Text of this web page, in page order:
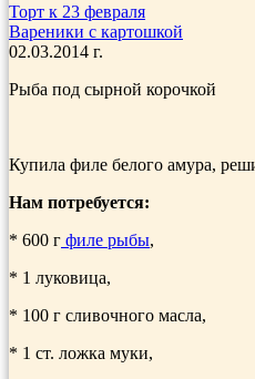
Торт к 23 февраля
Вареники с картошкой
02.03.2014 г.
Рыба под сырной корочкой
Купила филе белого амура,
Нам потребуется:
* 600 г филе рыбы,
* 1 луковица,
* 100 г сливочного масла,
* 1 ст. ложка муки,